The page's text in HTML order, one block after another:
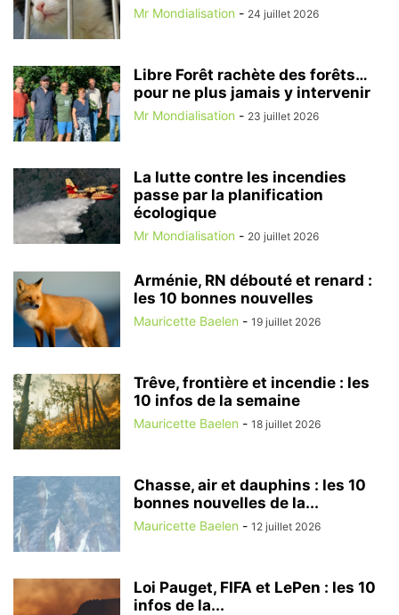
Mr Mondialisation - 24 juillet 2026
Libre Forêt rachète des forêts…
pour ne plus jamais y intervenir
Mr Mondialisation - 23 juillet 2026
La lutte contre les incendies
passe par la planification
écologique
Mr Mondialisation - 20 juillet 2026
Arménie, RN débouté et renard :
les 10 bonnes nouvelles
Mauricette Baelen - 19 juillet 2026
Trêve, frontière et incendie : les
10 infos de la semaine
Mauricette Baelen - 18 juillet 2026
Chasse, air et dauphins : les 10
bonnes nouvelles de la...
Mauricette Baelen - 12 juillet 2026
Loi Pauget, FIFA et LePen : les 10
infos de la...